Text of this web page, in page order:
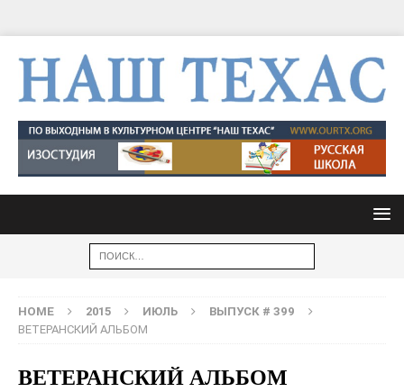
HOME 2015 ИЮЛЬ
ВЫПУСК # 399
ВЕТЕРАНСКИЙ АЛЬБОМ
ВЕТЕРАНСКИЙ АЛЬБОМ